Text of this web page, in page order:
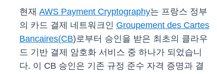
현재 AWS Payment Cryptography는 프랑스 정부
의 카드 결제 네트워크인 Groupement des Cartes
Bancaires(CB)로부터 승인을 받은 최초의 클라우
드 기반 결제 암호화 서비스 중 하나가 되었습니
다. 이 CB 승인은 기존 규정 준수 자격 증명과 결